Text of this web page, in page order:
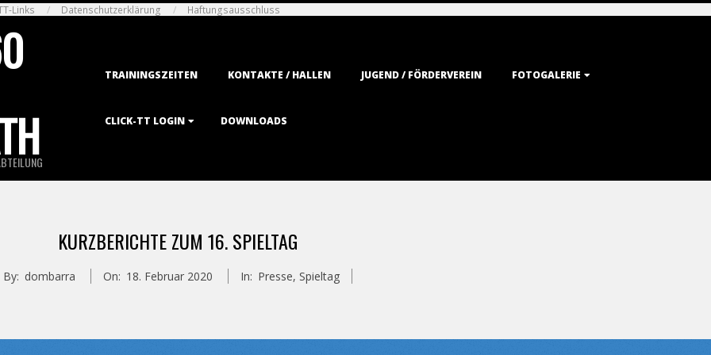
Links Datenschutzerklärung Haftungsausschluss
TRAININGSZEITEN KONTAKTE / HALLEN JUGEND / FÖRDERVEREIN FOTOGALERIE
CLICK-TT LOGIN DOWNLOADS
KURZBERICHTE ZUM 16. SPIELTAG
By: dombarra On: 18. Februar 2020 In: Presse, Spieltag